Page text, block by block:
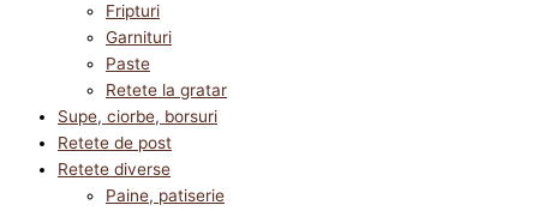
Fripturi
Garnituri
Paste
Retete la gratar
Supe, ciorbe, borsuri
Retete de post
Retete diverse
Paine, patiserie